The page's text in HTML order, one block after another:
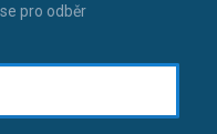
pro odběr